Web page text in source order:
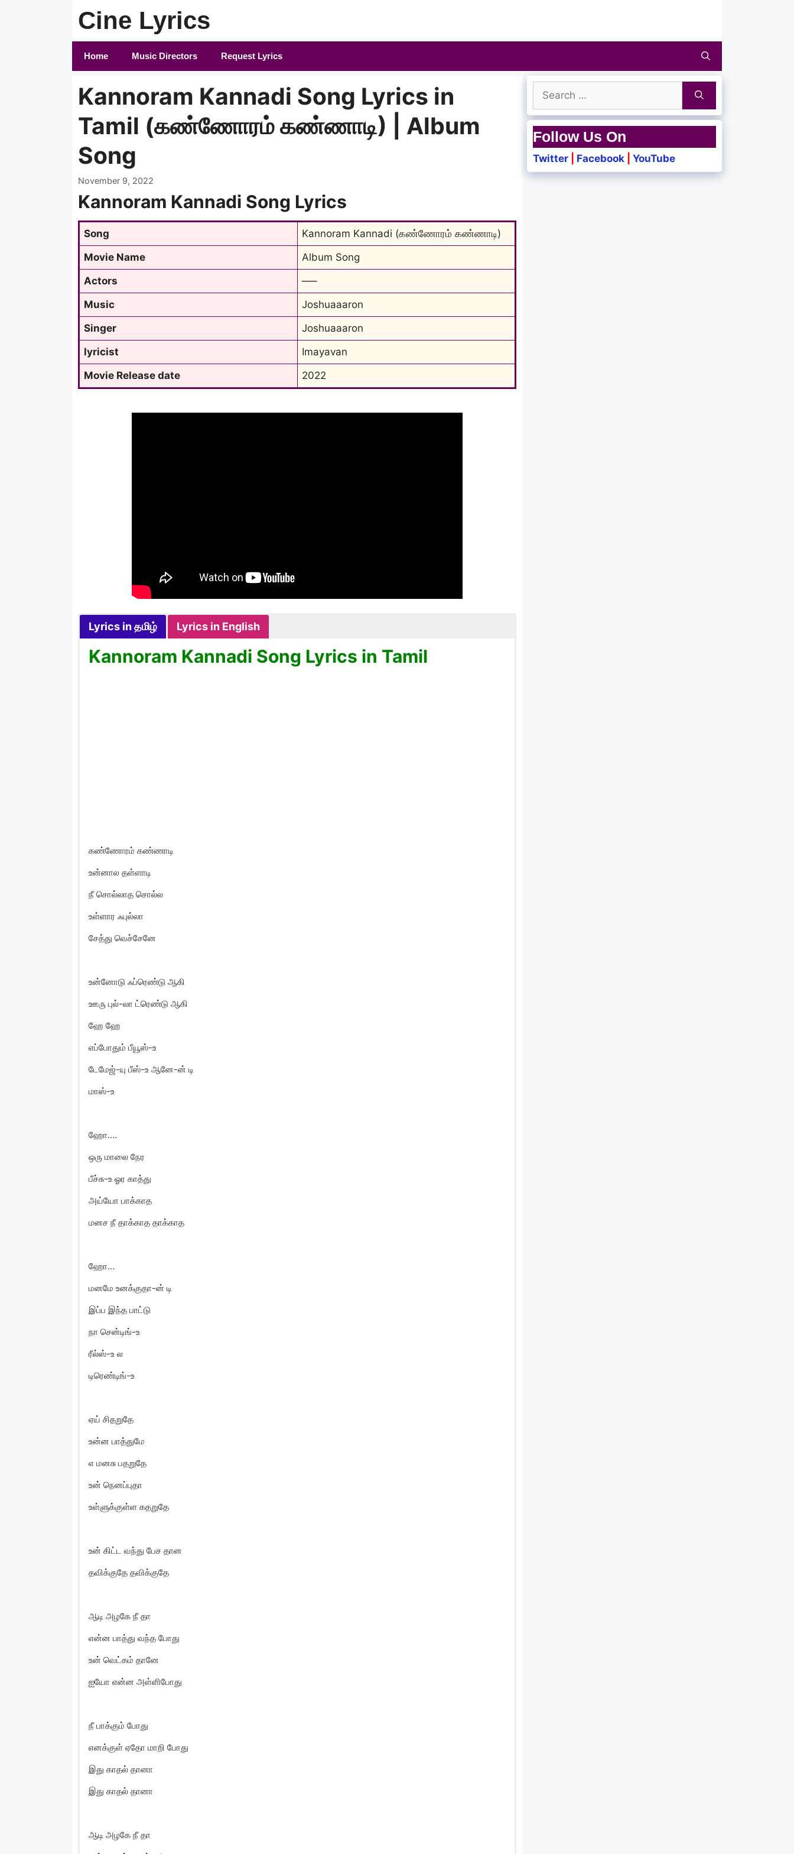
Cine Lyrics
Home Music Directors Request Lyrics
Kannoram Kannadi Song Lyrics in
Tamil (கண்ணோரம் கண்ணாடி) | Album
Song
November 9, 2022
Kannoram Kannadi Song Lyrics
Song
Kannoram Kannadi (கண்ணோரம் கண்ணாடி)
Movie Name
Album Song
Actors
—–
Music
Joshuaaaron
Singer
Joshuaaaron
lyricist
Imayavan
Movie Release date
2022
Lyrics in தமிழ் Lyrics in English
Kannoram Kannadi Song Lyrics in Tamil
கண்ணோரம் கண்ணாடி
உன்னால தள்ளாடி
நீ சொல்லாத சொல்ல
உள்ளார ஃபுல்லா
சேத்து வெச்சேனே
உன்னோடு ஃப்ரெண்டு ஆகி
ஊரு புல்-லா ட்ரெண்டு ஆகி
ஹே ஹே
எப்போதும் பீயூஸ்-உ
டேமேஜ்-யு பீஸ்-உ ஆனே-ன் டி
மாஸ்-உ
ஹோ….
ஒரு மாலை நேர
பீச்சு-உ ஓர காத்து
அய்யோ பாக்காத
மனச நீ தாக்காத தாக்காத
ஹோ…
மனமே உனக்குதா-ன் டி
இப்ப இந்த பாட்டு
நா சென்டிங்-உ
ரீல்ஸ்-உ ல
டிரெண்டிங்-உ
ஏய் சிதறுதே
உன்ன பாத்துமே
எ மனசு பதறுதே
உன் நெனப்புதா
உள்ளுக்குள்ள கதறுதே
உன் கிட்ட வந்து பேச தான
தவிக்குதே தவிக்குதே
ஆடி அழகே நீ தா
என்ன பாத்து வந்த போது
உன் வெட்கம் தானே
ஐயோ என்ன அள்ளிபோது
நீ பாக்கும் போது
எனக்குள் ஏதோ மாறி போது
இது காதல் தானா
இது காதல் தானா
ஆடி அழகே நீ தா
Search
for:
Follow Us On
Twitter Facebook YouTube